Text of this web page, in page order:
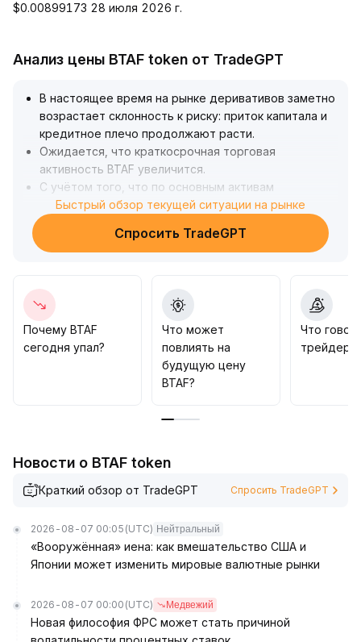
$0.00899173 28 июля 2026 г.
Анализ цены BTAF token от TradeGPT
В настоящее время на рынке деривативов заметно
возрастает склонность к риску: приток капитала и
кредитное плечо продолжают расти.
Ожидается, что краткосрочная торговая
активность BTAF увеличится.
С учётом того, что по основным активам
(например, биткоину и эфиру) уже появились
сигналы разворота, вероятен переход капитала к
монетам со средней и малой капитализацией
Рекомендуется обратить внимание на закрепление
BTAF на важных уровнях поддержки (0,54) и
сопротивления (0,67): в случае пробоя и роста
объёмов можно рассматривать наращивание
длинных позиций, предпочитая кратко- и
среднесрочные волновые стратегии для поиска
Быстрый обзор текущей ситуации на рынке
Спросить TradeGPT
Почему BTAF
сегодня упал?
Что может
повлиять на
будущую цену
BTAF?
Что
трейдеры
Новости о BTAF token
Краткий обзор от TradeGPT Спросить TradeGPT
2026-08-07 00:05 (UTC) Нейтральный
«Вооружённая» иена: как вмешательство США и
Японии может изменить мировые валютные рынки
2026-08-07 00:00 (UTC) Медвежий
Новая философия ФРС может стать причиной